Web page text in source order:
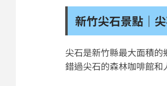
新竹尖石景點｜
尖石是新竹縣最大面積
錯過尖石的森林咖啡館和